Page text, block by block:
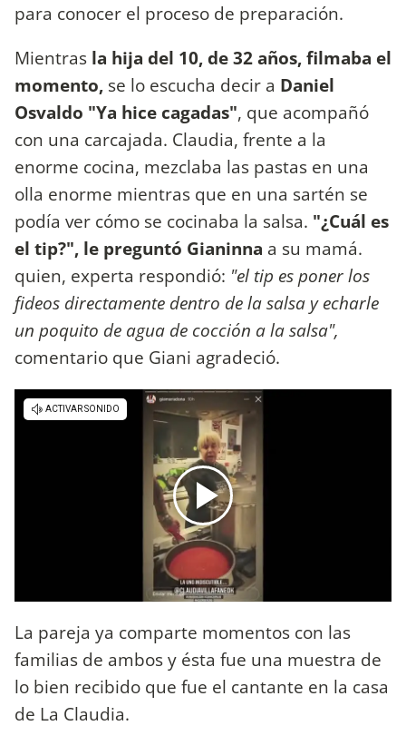
para conocer el proceso de preparación.
Mientras la hija del 10, de 32 años, filmaba el
momento, se lo escucha decir a Daniel
Osvaldo "Ya hice cagadas", que acompañó
con una carcajada. Claudia, frente a la
enorme cocina, mezclaba las pastas en una
olla enorme mientras que en una sartén se
podía ver cómo se cocinaba la salsa. "¿Cuál es
el tip?", le preguntó Gianinna a su mamá.
quien, experta respondió: "el tip es poner los
fideos directamente dentro de la salsa y echarle
un poquito de agua de cocción a la salsa",
comentario que Giani agradeció.
La pareja ya comparte momentos con las
familias de ambos y ésta fue una muestra de
lo bien recibido que fue el cantante en la casa
de La Claudia.